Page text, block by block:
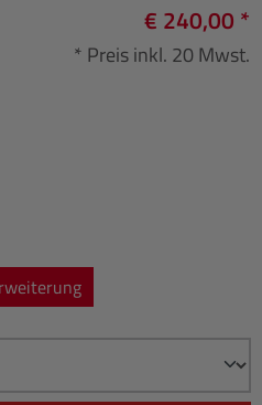
€ 240,00 *
* Preis inkl. 20 Mwst.